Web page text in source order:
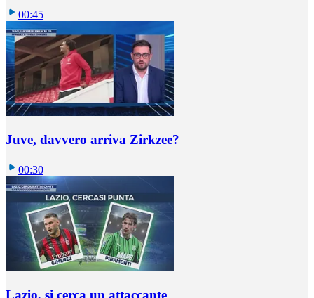
00:45
Juve, davvero arriva Zirkzee?
00:30
Lazio, si cerca un attaccante